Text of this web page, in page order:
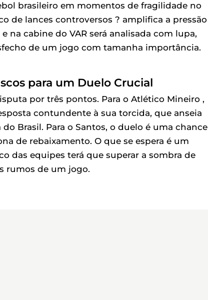
brasileiro em momentos de fragilidade no
de lances controversos ? amplifica a pressão
na cabine do VAR será analisada com lupa,
de um jogo com tamanha importância.
para um Duelo Crucial
por três pontos. Para o Atlético Mineiro ,
contundente à sua torcida, que anseia
Brasil. Para o Santos, o duelo é uma chance
de rebaixamento. O que se espera é um
das equipes terá que superar a sombra de
rumos de um jogo.